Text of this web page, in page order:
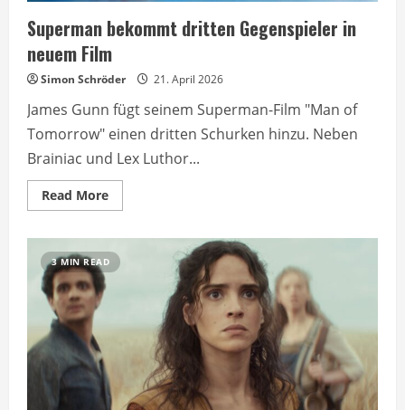
Superman bekommt dritten Gegenspieler in
neuem Film
Simon Schröder 21. April 2026
James Gunn fügt seinem Superman-Film "Man of
Tomorrow" einen dritten Schurken hinzu. Neben
Brainiac und Lex Luthor...
Read MoreRead
more
dritten
Gegenspieler
3 MIN READ